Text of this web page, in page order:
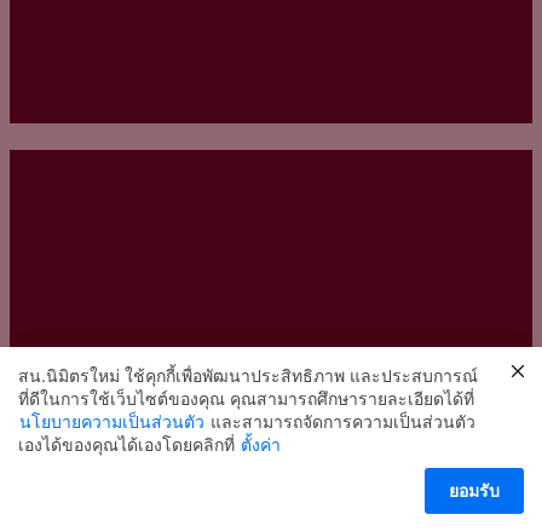
สน.นิมิตรใหม่ ใช้คุกกี้เพื่อพัฒนาประสิทธิภาพ และประสบการณ์
ที่ดีในการใช้เว็บไซต์ของคุณ คุณสามารถศึกษารายละเอียดได้ที่
นโยบายความเป็นส่วนตัว และสามารถจัดการความเป็นส่วนตัว
เองได้ของคุณได้เองโดยคลิกที่ ตั้งค่า
ยอมรับ